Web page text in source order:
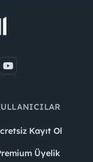
Kayıt Ol
Üyelik